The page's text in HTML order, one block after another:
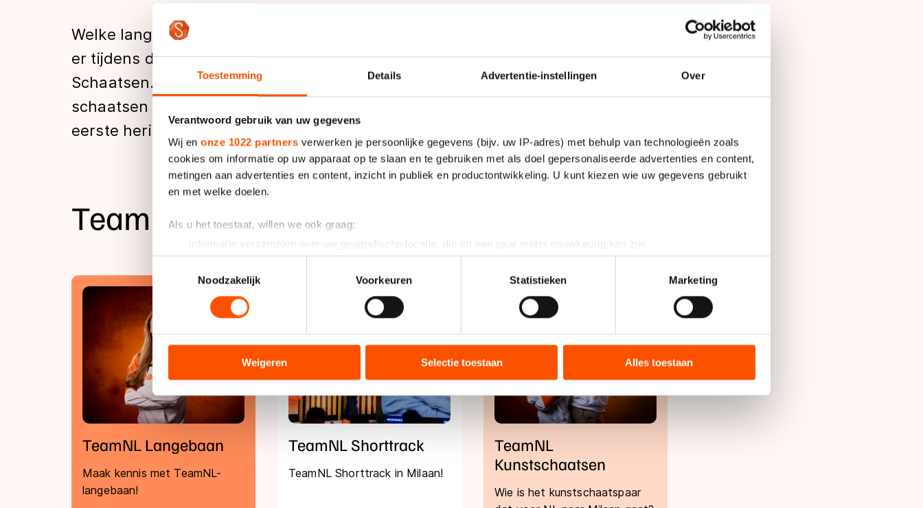
Toestemming Details Advertentie-instellingen Over
Verantwoord gebruik van uw gegevens
Wij en onze 1022 partners verwerken je persoonlijke gegevens (bijv. uw IP-adres) met behulp van technologieën zoals
cookies om informatie op uw apparaat op te slaan en te gebruiken met als doel gepersonaliseerde advertenties en content,
metingen aan advertenties en content, inzicht in publiek en productontwikkeling. U kunt kiezen wie uw gegevens gebruikt
en met welke doelen.
Als u het toestaat, willen we ook graag:
Informatie verzamelen over uw geografische locatie, die tot een paar meter nauwkeurig kan zijn
Uw apparaat identificeren door het actief te scannen op specifieke eigenschappen (fingerprinting)
Lees meer over hoe uw persoonlijke gegevens worden verwerkt en stel uw voorkeuren in het
detailgedeeltein. U kunt uw
toestemming op elk moment wijzigen of intrekken in de Cookieverklaring.
analyseren. We delen informatie over uw gebruik van onze site met onze partners voor social media, advertenties en
analyse. Zij kunnen deze combineren met andere gegevens die u aan hen heeft verstrekt of die zij hebben verzameld via
hun services. Sommige partners kunnen gegevens doorgeven aan landen buiten de EU, zoals de VS, waar mogelijk geen
adequaat beschermingsniveau geldt volgens de GDPR. Door op ‘Toestaan’ te klikken, stemt u in met deze overdracht.
Meer informatie vindt u in onscookiebeleid
Noodzakelijk
Voorkeuren Statistieken Marketing
Weigeren Selectie toestaan Alles toestaan
Schaatsfans
Olympische Spelen
Welke langebaanschaatsers, shorttrackers en kunstschaatsers komen
er tijdens de Olympische Spelen in Milaan uit voor TeamNL?
Schaatsen.nl zet het voor jou op een rij met hun achtergrond in het
schaatsen zoals: bij welke vereniging ze zijn begonnen, wat is hun
eerste herinnering op het ijs en wat zijn hun doelen in Milaan.
TeamNL
TeamNL Langebaan
Maak kennis met TeamNL-
langebaan!
TeamNL Shorttrack
TeamNL Shorttrack in Milaan!
TeamNL
Kunstschaatsen
Wie is het kunstschaatspaar